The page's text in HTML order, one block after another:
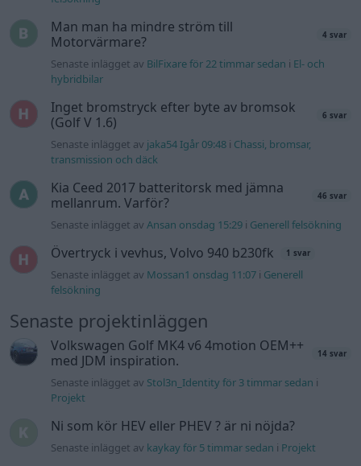
Man man ha mindre ström till
Motorvärmare?
4 svar
Senaste inlägget av BilFixare för 22 timmar sedan i El- och
hybridbilar
Inget bromstryck efter byte av bromsok
(Golf V 1.6)
6 svar
Senaste inlägget av jaka54 Igår 09:48 i Chassi, bromsar,
transmission och däck
Kia Ceed 2017 batteritorsk med jämna
mellanrum. Varför?
46 svar
Senaste inlägget avAnsan onsdag 15:29 i Generell felsökning
Övertryck i vevhus, Volvo 940 b230fk 1 svar
Senaste inlägget av Mossan1 onsdag 11:07 i Generell
felsökning
Senaste projektinläggen
Volkswagen Golf MK4 v6 4motion OEM++
med JDM inspiration.
14 svar
Senaste inlägget av Stol3n_Identity för 3 timmar sedan i
Projekt
Ni som kör HEV eller PHEV ? är ni nöjda?
Senaste inlägget av kaykay för 5 timmar sedan i Projekt